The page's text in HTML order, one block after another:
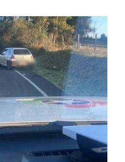
região. O resultado coloca